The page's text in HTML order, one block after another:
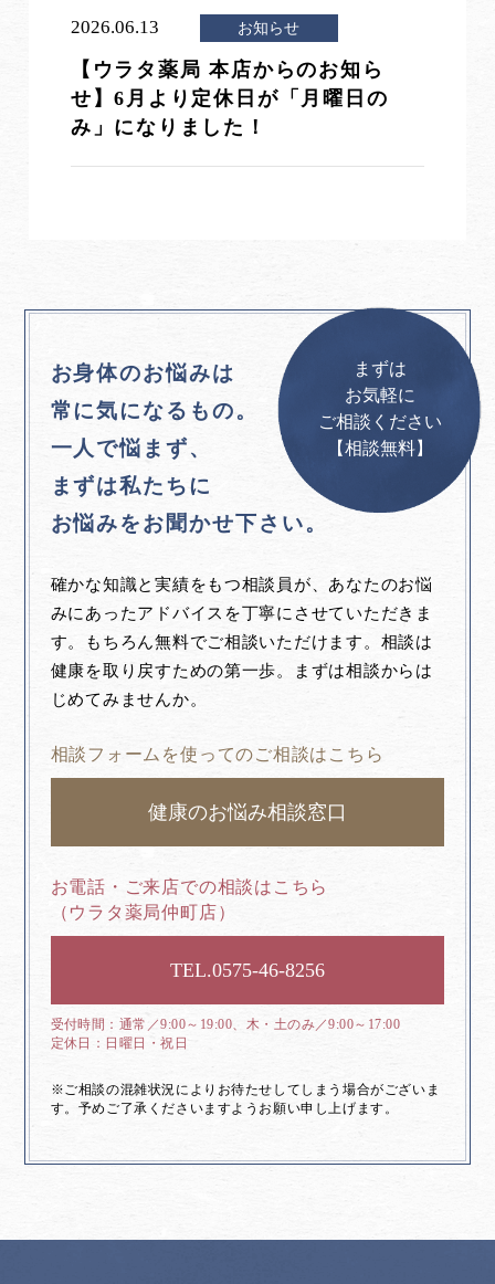
2026.06.13 お知らせ
【ウラタ薬局 本店からのお知ら
せ】6月より定休日が「月曜日の
み」になりました！
お身体のお悩みは
常に気になるもの。
一人で悩まず、
まずは私たちに
お悩みをお聞かせ下さい。
確かな知識と実績をもつ相談員が、あなたのお悩
みにあったアドバイスを丁寧にさせていただきま
す。もちろん無料でご相談いただけます。相談は
健康を取り戻すための第一歩。まずは相談からは
じめてみませんか。
相談フォームを使ってのご相談はこちら
健康のお悩み相談窓口
お電話・ご来店での相談はこちら
（ウラタ薬局仲町店）
0575-46-8256
通常／9:00～19:00、木・土のみ／9:00～17:00
日曜日・祝日
※ご相談の混雑状況によりお待たせしてしまう場合がございま
す。予めご了承くださいますようお願い申し上げます。
まずは
お気軽に
ご相談ください
【相談無料】